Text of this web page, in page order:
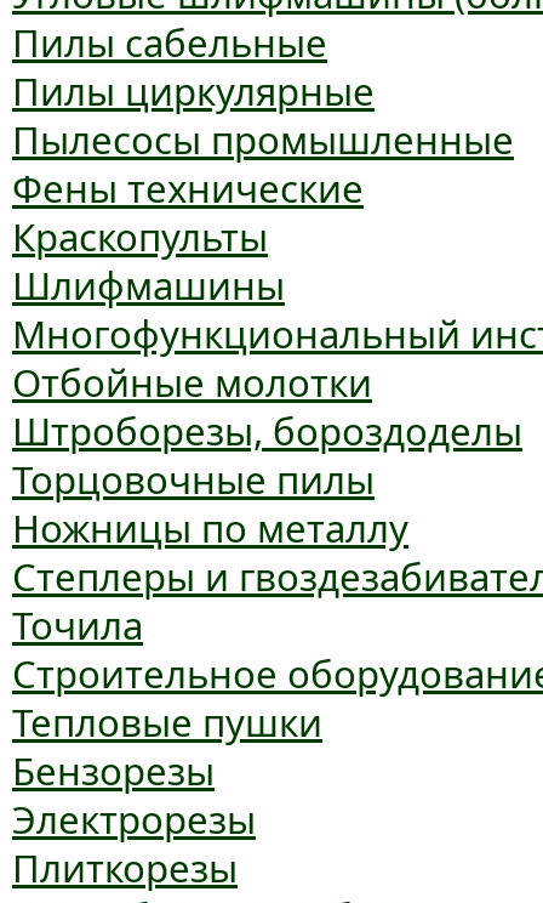
Пилы сабельные
Пилы циркулярные
Пылесосы промышленные
Фены технические
Краскопульты
Шлифмашины
Многофункциональный
Отбойные молотки
Штроборезы, бороздоделы
Торцовочные пилы
Ножницы по металлу
Степлеры и
Точила
Строительное
Тепловые пушки
Бензорезы
Электрорезы
Плиткорезы